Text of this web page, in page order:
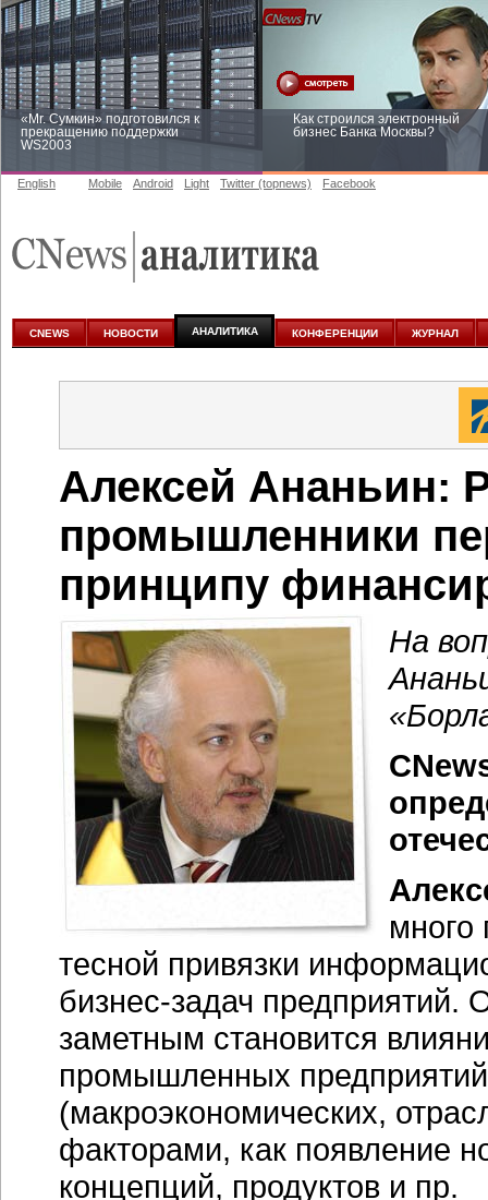
«Mr. Сумкин» подготовился к
прекращению поддержки
WS2003
Как строился электронный
бизнес Банка Москвы?
аналитике
English Mobile Android Light Twitter (topnews) Facebook
CNEWS НОВОСТИ АНАЛИТИКА КОНФЕРЕНЦИИ ЖУРНАЛ
Алексей Ананьин:
промышленники
принципу
На
много
тесной привязки
бизнес-задач предприятий.
заметным становится
промышленных
(макроэкономических,
факторами, как появление
концепций, продуктов и пр.